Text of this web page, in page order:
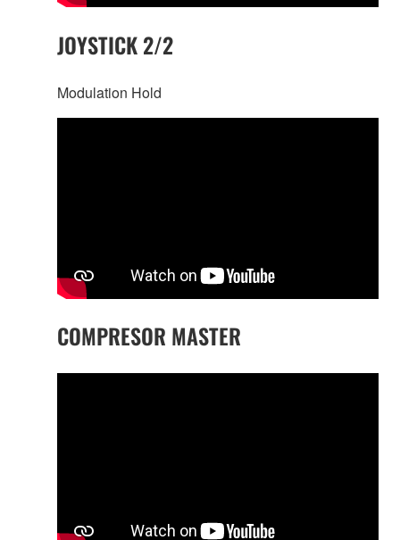
JOYSTICK 2/2
Modulation Hold
COMPRESOR MASTER